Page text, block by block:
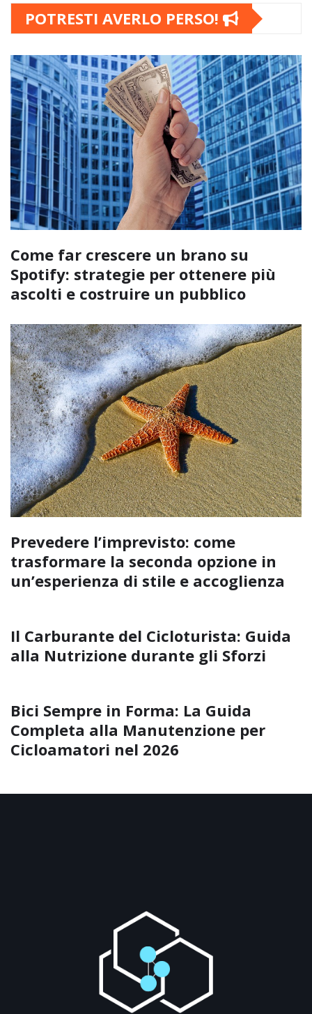
POTRESTI AVERLO PERSO!
Come far crescere un brano su
Spotify: strategie per ottenere più
ascolti e costruire un pubblico
Prevedere l’imprevisto: come
trasformare la seconda opzione in
un’esperienza di stile e accoglienza
Il Carburante del Cicloturista: Guida
alla Nutrizione durante gli Sforzi
Bici Sempre in Forma: La Guida
Completa alla Manutenzione per
Cicloamatori nel 2026